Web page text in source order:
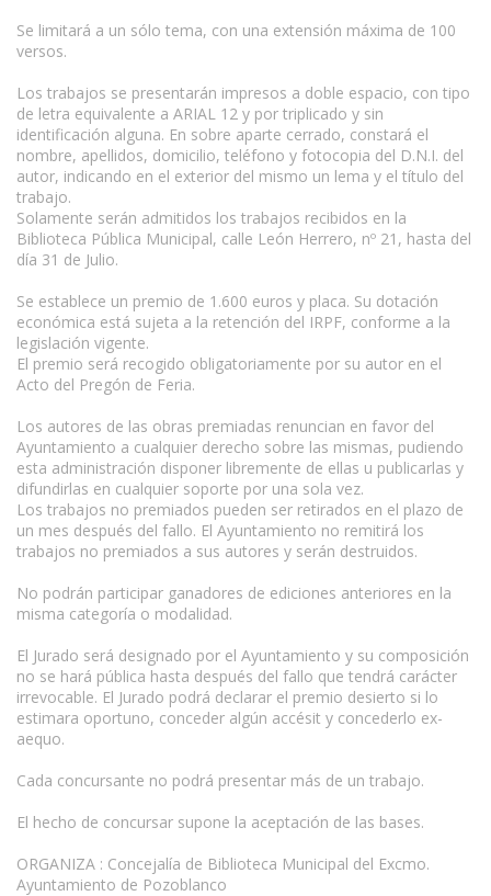
Se limitará a un sólo tema, con una extensión máxima de 100
versos.
Los trabajos se presentarán impresos a doble espacio, con tipo
de letra equivalente a ARIAL 12 y por triplicado y sin
identificación alguna. En sobre aparte cerrado, constará el
nombre, apellidos, domicilio, teléfono y fotocopia del D.N.I. del
autor, indicando en el exterior del mismo un lema y el título del
trabajo.
Solamente serán admitidos los trabajos recibidos en la
Biblioteca Pública Municipal, calle León Herrero, nº 21, hasta del
día 31 de Julio.
Se establece un premio de 1.600 euros y placa. Su dotación
económica está sujeta a la retención del IRPF, conforme a la
legislación vigente.
El premio será recogido obligatoriamente por su autor en el
Acto del Pregón de Feria.
Los autores de las obras premiadas renuncian en favor del
Ayuntamiento a cualquier derecho sobre las mismas, pudiendo
esta administración disponer libremente de ellas u publicarlas y
difundirlas en cualquier soporte por una sola vez.
Los trabajos no premiados pueden ser retirados en el plazo de
un mes después del fallo. El Ayuntamiento no remitirá los
trabajos no premiados a sus autores y serán destruidos.
No podrán participar ganadores de ediciones anteriores en la
misma categoría o modalidad.
El Jurado será designado por el Ayuntamiento y su composición
no se hará pública hasta después del fallo que tendrá carácter
irrevocable. El Jurado podrá declarar el premio desierto si lo
estimara oportuno, conceder algún accésit y concederlo ex-
aequo.
Cada concursante no podrá presentar más de un trabajo.
El hecho de concursar supone la aceptación de las bases.
ORGANIZA : Concejalía de Biblioteca Municipal del Excmo.
Ayuntamiento de Pozoblanco